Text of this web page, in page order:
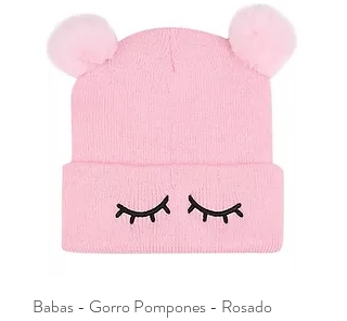
Babas - Gorro Pompones - Rosado